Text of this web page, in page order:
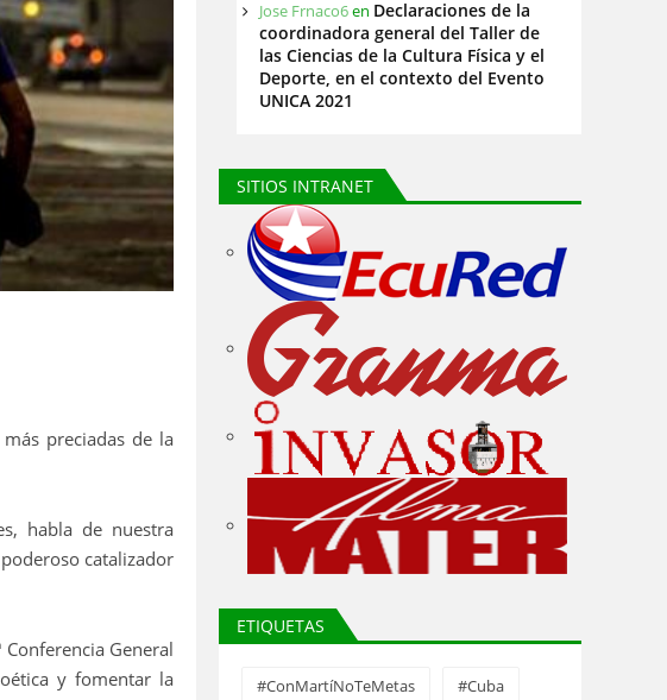
preciadas de la
habla de nuestra
catalizador
General
y fomentar la
Jose Frnaco6en Declaraciones de la
coordinadora general del Taller de
las Ciencias de la Cultura Física y el
Deporte, en el contexto del Evento
UNICA 2021
SITIOS INTRANET
ETIQUETAS
#ConMartíNoTeMetas #Cuba